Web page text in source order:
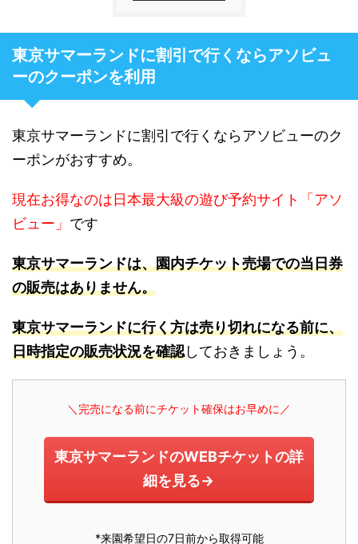
東京サマーランドに割引で行くならアソビュ
ーのクーポンを利用
東京サマーランドに割引で行くならアソビューのク
ーポンがおすすめ。
現在お得なのは日本最大級の遊び予約サイト「アソ
ビュー」 です
東京サマーランドは、園内チケット売場での当日券
の販売はありません。
東京サマーランドに行く方は売り切れになる前に、
日時指定の販売状況を確認しておきましょう。
＼完売になる前にチケット確保はお早めに／
東京サマーランドのWEBチケットの詳
細を見る→
*来園希望日の7日前から取得可能